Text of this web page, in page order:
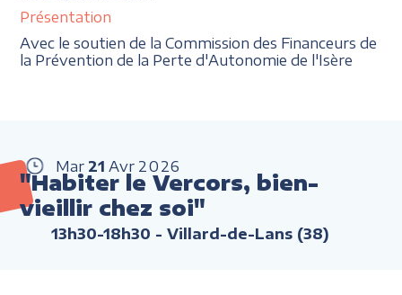
Présentation
Avec le soutien de la Commission des Financeurs de
la Prévention de la Perte d'Autonomie de l'Isère
Mar 21 Avr 2026
"Habiter le Vercors, bien-
vieillir chez soi"
13h30-18h30 - Villard-de-Lans (38)